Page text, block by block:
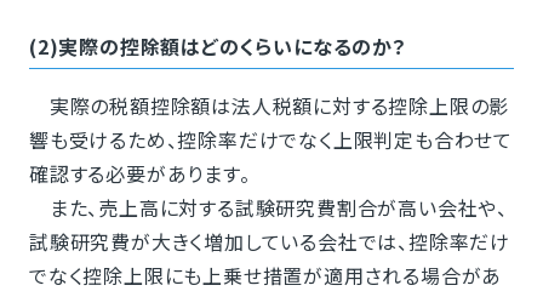
(2)実際の控除額はどのくらいになるのか？
実際の税額控除額は法人税額に対する控除上限の影
響も受けるため、控除率だけでなく上限判定も合わせて
確認する必要があります。
また、売上高に対する試験研究費割合が高い会社や、
試験研究費が大きく増加している会社では、控除率だけ
でなく控除上限にも上乗せ措置が適用される場合があ